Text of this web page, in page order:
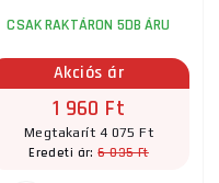
CSAK RAKTÁRON 5DB ÁRU
Akciós ár
1 960 Ft
Megtakarít 4 075 Ft
Eredeti ár:6 035 Ft